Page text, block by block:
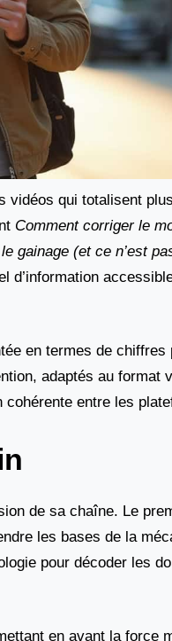
vidéos qui totalisent
Comment corriger le
gainage (et ce n’est
d’information
en termes de
adaptés au format
entre les
de sa chaîne. Le
les bases de la
pour décoder les
en avant la force